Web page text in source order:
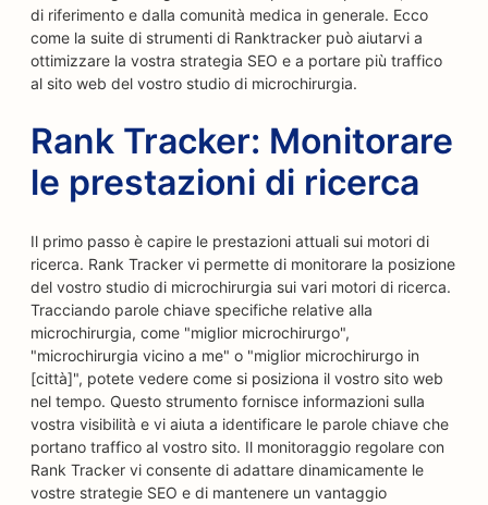
di riferimento e dalla comunità medica in generale. Ecco
come la suite di strumenti di Ranktracker può aiutarvi a
ottimizzare la vostra strategia SEO e a portare più traffico
al sito web del vostro studio di microchirurgia.
Rank Tracker: Monitorare
le prestazioni di ricerca
Il primo passo è capire le prestazioni attuali sui motori di
ricerca. Rank Tracker vi permette di monitorare la posizione
del vostro studio di microchirurgia sui vari motori di ricerca.
Tracciando parole chiave specifiche relative alla
microchirurgia, come "miglior microchirurgo",
"microchirurgia vicino a me" o "miglior microchirurgo in
[città]", potete vedere come si posiziona il vostro sito web
nel tempo. Questo strumento fornisce informazioni sulla
vostra visibilità e vi aiuta a identificare le parole chiave che
portano traffico al vostro sito. Il monitoraggio regolare con
Rank Tracker vi consente di adattare dinamicamente le
vostre strategie SEO e di mantenere un vantaggio